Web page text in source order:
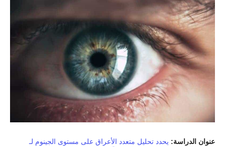
عنوان الدراسة: يحدد تحليل متعدد الأعراق على مستوى الجينوم لـ